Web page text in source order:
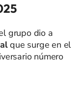
grupo dio a
que surge en el
número